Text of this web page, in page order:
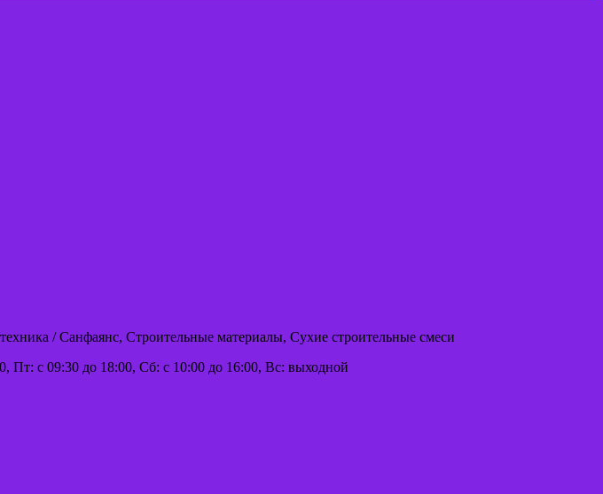
/ Санфаянс, Строительные материалы, Сухие строительные смеси
Пт: с 09:30 до 18:00, Сб: с 10:00 до 16:00, Вс: выходной